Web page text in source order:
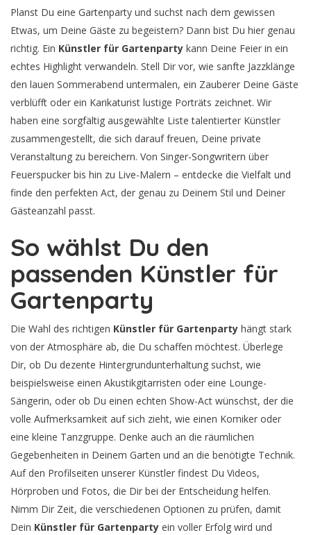
Planst Du eine Gartenparty und suchst nach dem gewissen
Etwas, um Deine Gäste zu begeistern? Dann bist Du hier genau
richtig. Ein Künstler für Gartenparty kann Deine Feier in ein
echtes Highlight verwandeln. Stell Dir vor, wie sanfte Jazzklänge
den lauen Sommerabend untermalen, ein Zauberer Deine Gäste
verblüfft oder ein Karikaturist lustige Porträts zeichnet. Wir
haben eine sorgfältig ausgewählte Liste talentierter Künstler
zusammengestellt, die sich darauf freuen, Deine private
Veranstaltung zu bereichern. Von Singer-Songwritern über
Feuerspucker bis hin zu Live-Malern – entdecke die Vielfalt und
finde den perfekten Act, der genau zu Deinem Stil und Deiner
Gästeanzahl passt.
So wählst Du den
passenden Künstler für
Gartenparty
Die Wahl des richtigen Künstler für Gartenparty hängt stark
von der Atmosphäre ab, die Du schaffen möchtest. Überlege
Dir, ob Du dezente Hintergrundunterhaltung suchst, wie
beispielsweise einen Akustikgitarristen oder eine Lounge-
Sängerin, oder ob Du einen echten Show-Act wünschst, der die
volle Aufmerksamkeit auf sich zieht, wie einen Komiker oder
eine kleine Tanzgruppe. Denke auch an die räumlichen
Gegebenheiten in Deinem Garten und an die benötigte Technik.
Auf den Profilseiten unserer Künstler findest Du Videos,
Hörproben und Fotos, die Dir bei der Entscheidung helfen.
Nimm Dir Zeit, die verschiedenen Optionen zu prüfen, damit
Dein Künstler für Gartenparty ein voller Erfolg wird und